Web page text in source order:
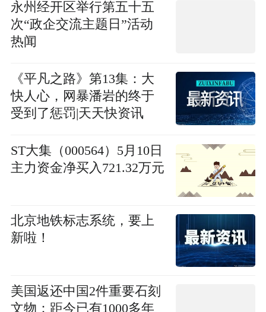
永州经开区举行第五十五
次“政企交流主题日”活动
热闻
《平凡之路》第13集：大
快人心，网暴潘岩的终于
受到了惩罚|天天快资讯
ST大集（000564）5月10日
主力资金净买入721.32万元
北京地铁标志系统，要上
新啦！
美国返还中国2件重要石刻
文物：距今已有1000多年